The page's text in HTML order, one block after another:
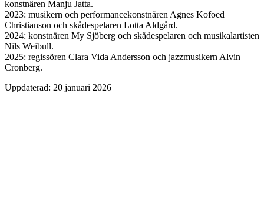
konstnären Manju Jatta.
2023: musikern och performancekonstnären Agnes Kofoed
Christianson och skådespelaren Lotta Aldgård.
2024: konstnären My Sjöberg och skådespelaren och musikalartisten
Nils Weibull.
2025: regissören Clara Vida Andersson och jazzmusikern Alvin
Cronberg.
Uppdaterad: 20 januari 2026